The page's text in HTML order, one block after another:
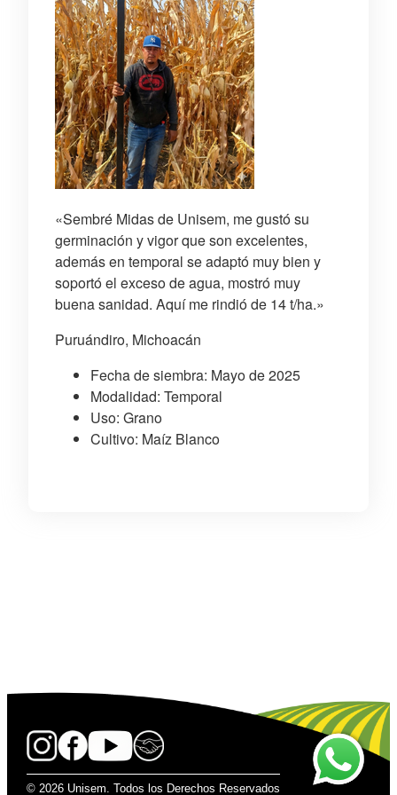
«Sembré Midas de Unisem, me gustó su
germinación y vigor que son excelentes,
además en temporal se adaptó muy bien y
soportó el exceso de agua, mostró muy
buena sanidad. Aquí me rindió de 14 t/ha.»
Puruándiro, Michoacán
Fecha de siembra: Mayo de 2025
Modalidad: Temporal
Uso: Grano
Cultivo: Maíz Blanco
© 2026 Unisem. Todos los Derechos Reservados